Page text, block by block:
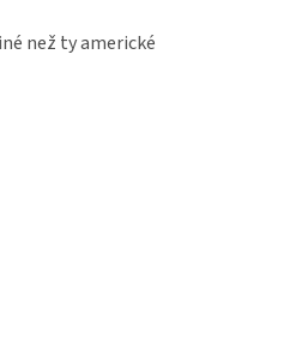
než ty americké